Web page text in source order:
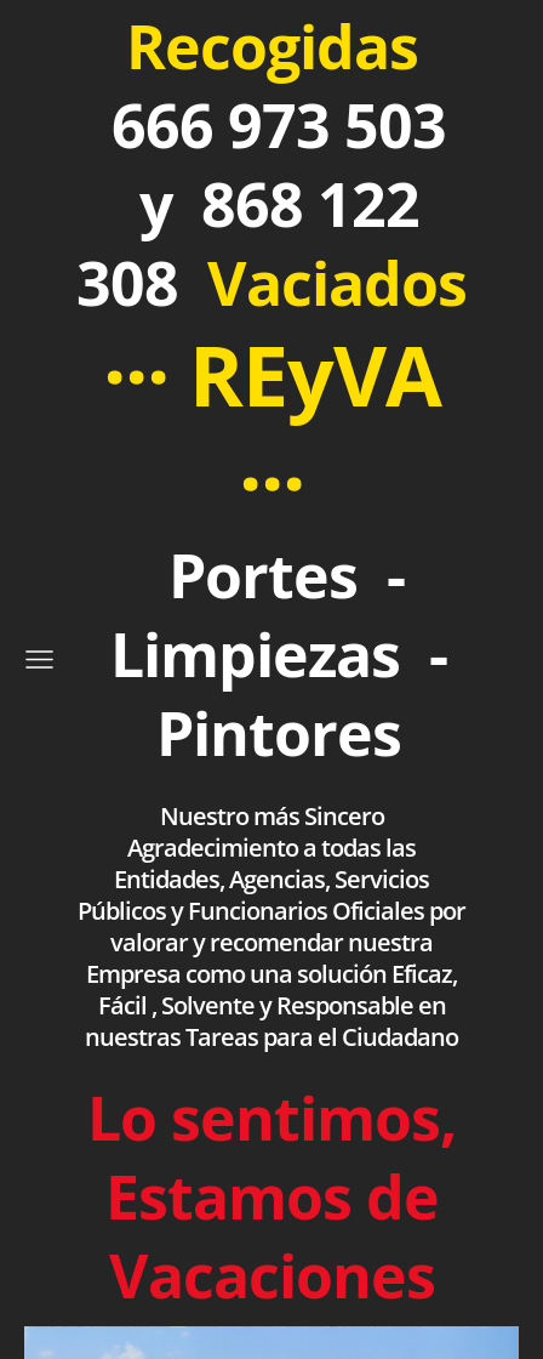
Recogidas
666 973 503
y 868 122
308 Vaciados
··· REyVA
···
Portes -
Limpiezas -
Pintores
Nuestro más Sincero
Agradecimiento a todas las
Entidades, Agencias, Servicios
Públicos y Funcionarios Oficiales por
valorar y recomendar nuestra
Empresa como una solución Eficaz,
Fácil , Solvente y Responsable en
nuestras Tareas para el Ciudadano
Lo sentimos,
Estamos de
Vacaciones